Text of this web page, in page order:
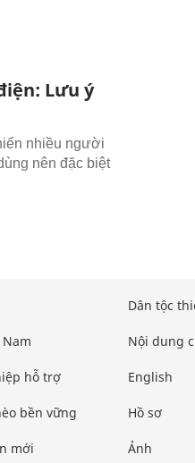
Lưu ý
nhiều người
nên đặc biệt
hỗ trợ
bền vững
mới
Dân tộc
Nội dung
English
Hồ sơ
Ảnh